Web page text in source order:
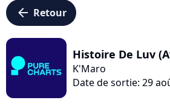
arrow_left Retour
Histoire De Luv
K'Maro
Date de sortie: 29